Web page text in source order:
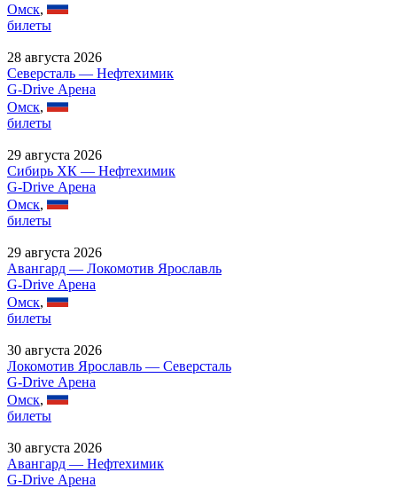
Омск,
билеты
28 августа 2026
Северсталь — Нефтехимик
G-Drive Арена
Омск,
билеты
29 августа 2026
Сибирь ХК — Нефтехимик
G-Drive Арена
Омск,
билеты
29 августа 2026
Авангард — Локомотив Ярославль
G-Drive Арена
Омск,
билеты
30 августа 2026
Локомотив Ярославль — Северсталь
G-Drive Арена
Омск,
билеты
30 августа 2026
Авангард — Нефтехимик
G-Drive Арена